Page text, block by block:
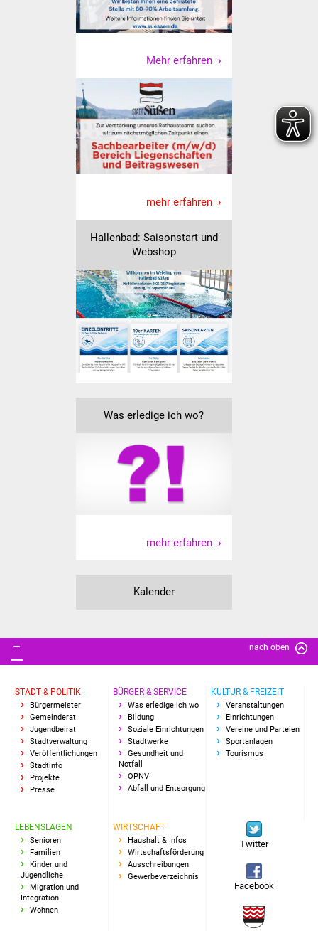
Stadtseniorenrat
Ältere
Pflegeheim
Familien
Migration und Integration
Freundeskreis Asyl
Ukraine-Hilfe
Bauen in Süßen
Wohnimmobilien +
Baugrundstücke
Gewerbeimmobilien
Ausschreibungen
Öffentliche
Ausschreibung
Europaweite
Freihändige Vergabe
Gewerbeverzeichnis
Gewerbe - Selbsteintrag
Mehr erfahren
mehr erfahren
Hallenbad: Saisonstart und
Webshop
Was erledige ich wo?
mehr erfahren
Kalender
nach oben
STADT & POLITIK
Bürgermeister
Gemeinderat
Jugendbeirat
Stadtverwaltung
Veröffentlichungen
Stadtinfo
Projekte
Presse
BÜRGER & SERVICE
Was erledige ich wo
Bildung
Soziale Einrichtungen
Stadtwerke
Gesundheit und
Notfall
ÖPNV
Abfall und Entsorgung
KULTUR & FREIZEIT
Veranstaltungen
Einrichtungen
Vereine und Parteien
Sportanlagen
Tourismus
LEBENSLAGEN
Senioren
Familien
Kinder und
Jugendliche
Migration und
Integration
Wohnen
WIRTSCHAFT
Haushalt & Infos
Wirtschaftsförderung
Ausschreibungen
Gewerbeverzeichnis
Twitter
Facebook